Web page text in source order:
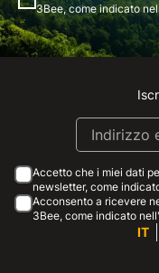
3Bee, come indicato
Accetto che i miei dati
newsletter, come
Acconsento a ricevere
3Bee, come indicato nell'
IT